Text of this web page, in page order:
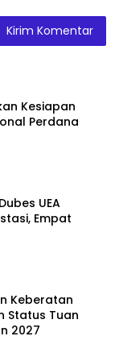
Kesiapan
Perdana
UEA
Empat
Keberatan
Status Tuan
2027